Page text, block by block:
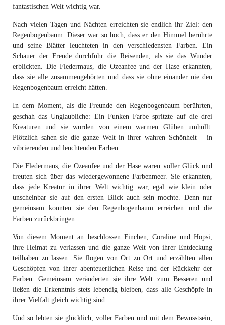
fantastischen Welt wichtig war.
Nach vielen Tagen und Nächten erreichten sie endlich ihr Ziel: den
Regenbogenbaum. Dieser war so hoch, dass er den Himmel berührte
und seine Blätter leuchteten in den verschiedensten Farben. Ein
Schauer der Freude durchfuhr die Reisenden, als sie das Wunder
erblickten. Die Fledermaus, die Ozeanfee und der Hase erkannten,
dass sie alle zusammengehörten und dass sie ohne einander nie den
Regenbogenbaum erreicht hätten.
In dem Moment, als die Freunde den Regenbogenbaum berührten,
geschah das Unglaubliche: Ein Funken Farbe spritzte auf die drei
Kreaturen und sie wurden von einem warmen Glühen umhüllt.
Plötzlich sahen sie die ganze Welt in ihrer wahren Schönheit – in
vibrierenden und leuchtenden Farben.
Die Fledermaus, die Ozeanfee und der Hase waren voller Glück und
freuten sich über das wiedergewonnene Farbenmeer. Sie erkannten,
dass jede Kreatur in ihrer Welt wichtig war, egal wie klein oder
unscheinbar sie auf den ersten Blick auch sein mochte. Denn nur
gemeinsam konnten sie den Regenbogenbaum erreichen und die
Farben zurückbringen.
Von diesem Moment an beschlossen Finchen, Coraline und Hopsi,
ihre Heimat zu verlassen und die ganze Welt von ihrer Entdeckung
teilhaben zu lassen. Sie flogen von Ort zu Ort und erzählten allen
Geschöpfen von ihrer abenteuerlichen Reise und der Rückkehr der
Farben. Gemeinsam veränderten sie ihre Welt zum Besseren und
ließen die Erkenntnis stets lebendig bleiben, dass alle Geschöpfe in
ihrer Vielfalt gleich wichtig sind.
Und so lebten sie glücklich, voller Farben und mit dem Bewusstsein,